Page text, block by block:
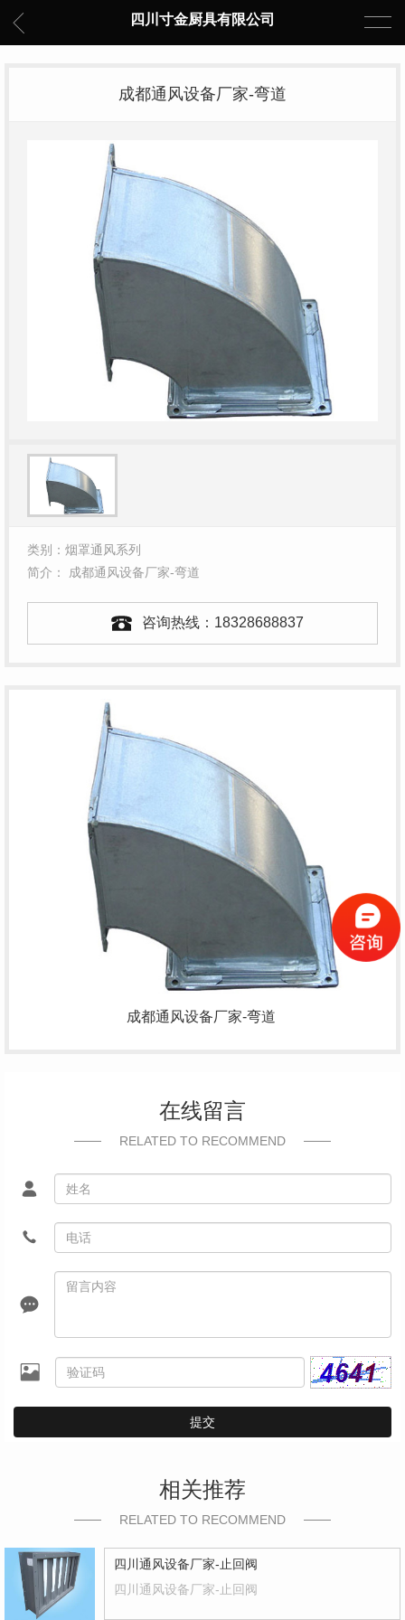
四川寸金厨具有限公司
成都通风设备厂家-弯道
类别：烟罩通风系列
简介： 成都通风设备厂家-弯道
咨询热线： 18328688837
成都通风设备厂家-弯道
在线留言
RELATED TO RECOMMEND
提交
相关推荐
RELATED TO RECOMMEND
四川通风设备厂家-止回阀
四川通风设备厂家-止回阀